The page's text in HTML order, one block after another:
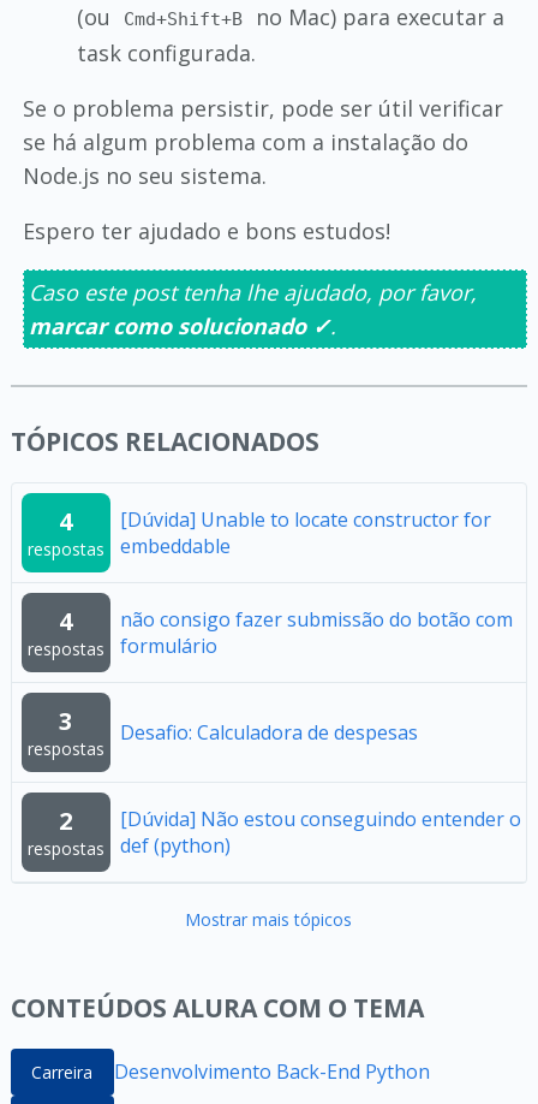
(ou Cmd+Shift+B
no Mac) para executar a
task configurada.
Se o problema persistir, pode ser útil verificar
se há algum problema com a instalação do
Node.js no seu sistema.
Espero ter ajudado e bons estudos!
Caso este post tenha lhe ajudado, por favor,
marcar como solucionado ✓.
TÓPICOS RELACIONADOS
4
respostas
[Dúvida] Unable to locate constructor for
embeddable
4
respostas
não consigo fazer submissão do botão com
formulário
3
respostas
Desafio: Calculadora de despesas
2
respostas
[Dúvida] Não estou conseguindo entender o
def (python)
Mostrar mais tópicos
CONTEÚDOS ALURA COM O TEMA
Carreira Desenvolvimento Back-End Python